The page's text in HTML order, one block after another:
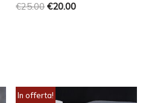
€25.00 €20.00
In offerta!